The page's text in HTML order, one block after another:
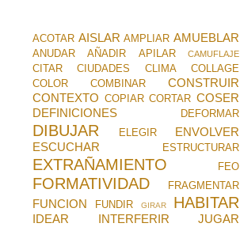
ACOTAR AISLAR AMPLIAR AMUEBLAR
ANUDAR AÑADIR APILAR CAMUFLAJE
CITAR CIUDADES CLIMA
COLLAGE
COLOR
COMBINAR
CONSTRUIR
CONTEXTO COPIAR CORTAR COSER
DEFINICIONES
DEFORMAR
DIBUJAR ELEGIR
ENVOLVER
ESCUCHAR
ESTRUCTURAR
EXTRAÑAMIENTO FEO
FORMATIVIDAD FRAGMENTAR
FUNCION FUNDIR GIRAR HABITAR
IDEAR INTERFERIR JUGAR